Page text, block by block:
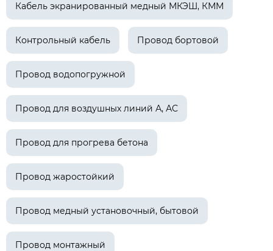
Кабель экранированный медный МКЭШ, КММ
Контрольный кабель Провод бортовой
Провод водопогружной
Провод для воздушных линий А, АС
Провод для прогрева бетона
Провод жаростойкий
Провод медный установочный, бытовой
Провод монтажный